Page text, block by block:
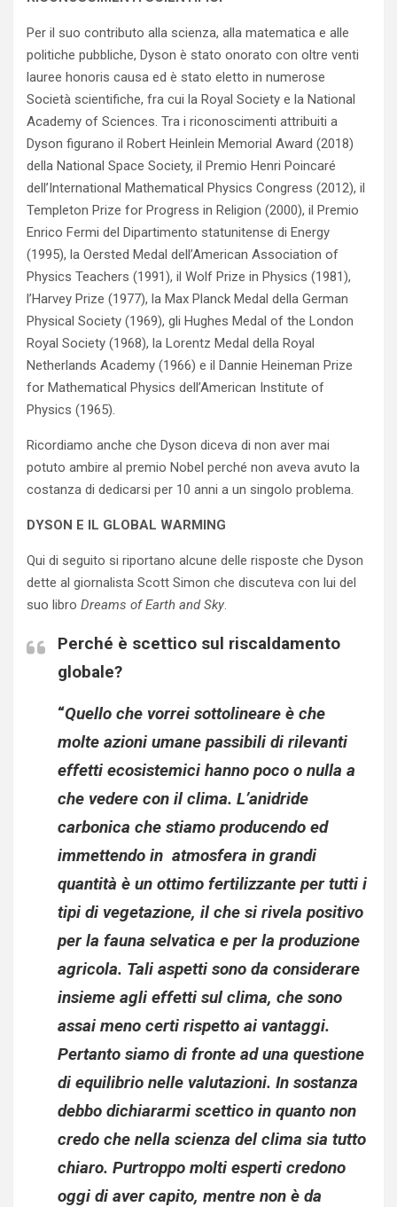
Per il suo contributo alla scienza, alla matematica e alle
politiche pubbliche, Dyson è stato onorato con oltre venti
lauree honoris causa ed è stato eletto in numerose
Società scientifiche, fra cui la Royal Society e la National
Academy of Sciences. Tra i riconoscimenti attribuiti a
Dyson figurano il Robert Heinlein Memorial Award (2018)
della National Space Society, il Premio Henri Poincaré
dell’International Mathematical Physics Congress (2012), il
Templeton Prize for Progress in Religion (2000), il Premio
Enrico Fermi del Dipartimento statunitense di Energy
(1995), la Oersted Medal dell’American Association of
Physics Teachers (1991), il Wolf Prize in Physics (1981),
l’Harvey Prize (1977), la Max Planck Medal della German
Physical Society (1969), gli Hughes Medal of the London
Royal Society (1968), la Lorentz Medal della Royal
Netherlands Academy (1966) e il Dannie Heineman Prize
for Mathematical Physics dell’American Institute of
Physics (1965).
Ricordiamo anche che Dyson diceva di non aver mai
potuto ambire al premio Nobel perché non aveva avuto la
costanza di dedicarsi per 10 anni a un singolo problema.
DYSON E IL GLOBAL WARMING
Qui di seguito si riportano alcune delle risposte che Dyson
dette al giornalista Scott Simon che discuteva con lui del
suo libro Dreams of Earth and Sky.
Perché è scettico sul riscaldamento
globale?
“Quello che vorrei sottolineare è che
molte azioni umane passibili di rilevanti
effetti ecosistemici hanno poco o nulla a
che vedere con il clima. L’anidride
carbonica che stiamo producendo ed
immettendo in atmosfera in grandi
quantità è un ottimo fertilizzante per tutti i
tipi di vegetazione, il che si rivela positivo
per la fauna selvatica e per la produzione
agricola. Tali aspetti sono da considerare
insieme agli effetti sul clima, che sono
assai meno certi rispetto ai vantaggi.
Pertanto siamo di fronte ad una questione
di equilibrio nelle valutazioni. In sostanza
debbo dichiararmi scettico in quanto non
credo che nella scienza del clima sia tutto
chiaro. Purtroppo molti esperti credono
oggi di aver capito, mentre non è da